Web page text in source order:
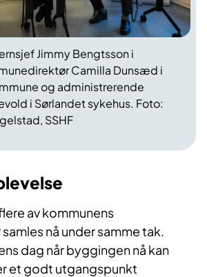
Jimmy Bengtsson i
Camilla Dunsæd i
og administrerende
i Sørlandet sykehus. Foto:
SSHF
av kommunens
nå under samme tak.
dag når byggingen nå kan
et godt utgangspunkt